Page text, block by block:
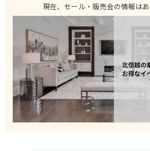
現在、セール・販売会の情報はあ
北信越の
お得なイ